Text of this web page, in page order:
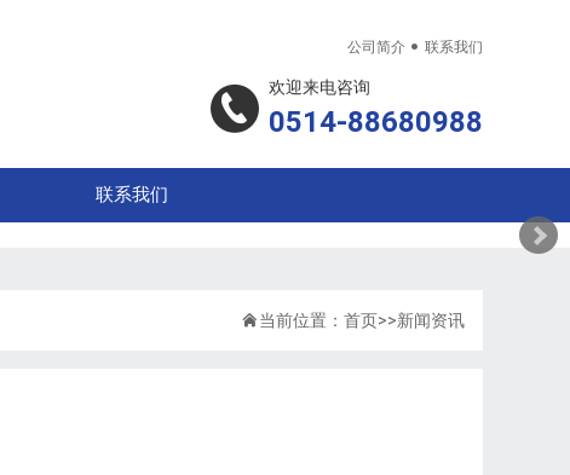
公司简介  联系我们
欢迎来电咨询
0514-88680988
联系我们
当前位置： 首页>>新闻资讯